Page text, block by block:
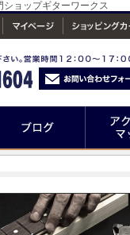
ョップギターワークス